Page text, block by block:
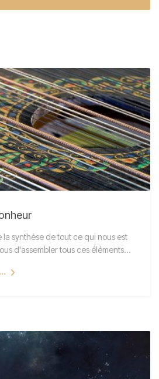
la synthèse de tout ce qui nous est
d'assembler tous ces éléments…